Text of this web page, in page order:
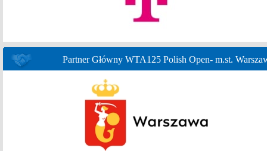
Partner Główny WTA125 Polish Open- m.st.